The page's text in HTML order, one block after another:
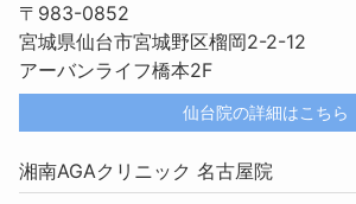
〒983-0852
宮城県仙台市宮城野区榴岡2-2-12
アーバンライフ橋本2F
仙台院の詳細はこちら
湘南AGAクリニック 名古屋院